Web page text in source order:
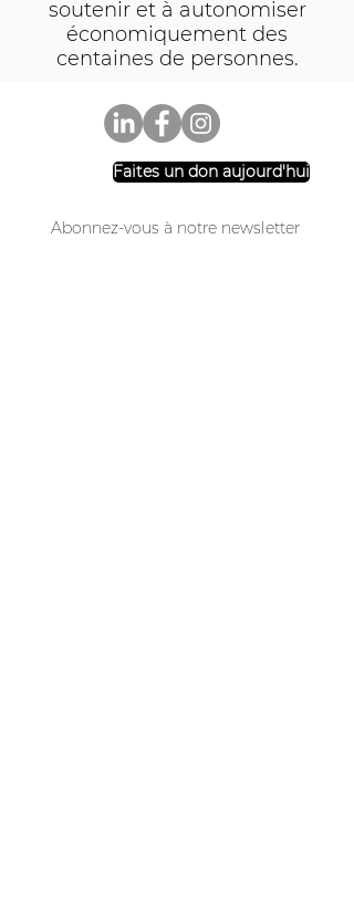
soutenir et à autonomiser
économiquement des
centaines de personnes.
Faites un don aujourd'hui
Abonnez-vous à notre newsletter